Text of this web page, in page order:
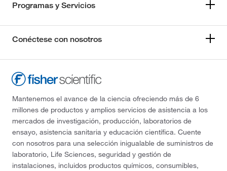
Programas y Servicios
Conéctese con nosotros
Mantenemos el avance de la ciencia ofreciendo más de 6
millones de productos y amplios servicios de asistencia a los
mercados de investigación, producción, laboratorios de
ensayo, asistencia sanitaria y educación científica. Cuente
con nosotros para una selección inigualable de suministros de
laboratorio, Life Sciences, seguridad y gestión de
instalaciones, incluidos productos químicos, consumibles,